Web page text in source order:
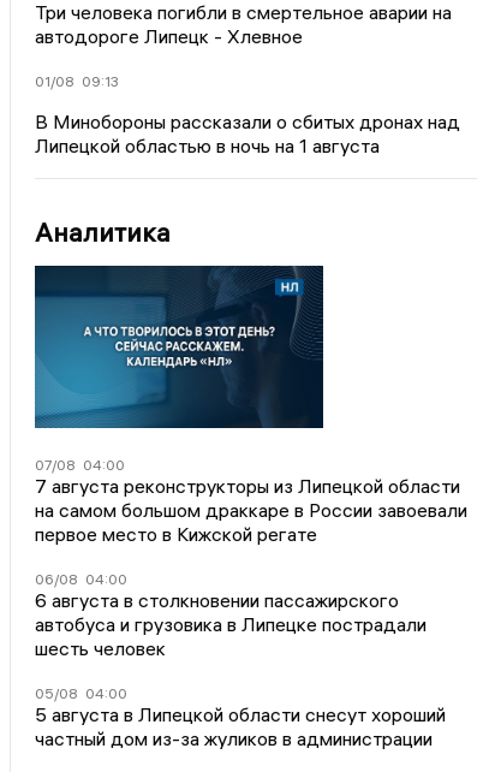
Три человека погибли в смертельное аварии на
автодороге Липецк - Хлевное
01/08 09:13
В Минобороны рассказали о сбитых дронах над
Липецкой областью в ночь на 1 августа
Аналитика
07/08 04:00
7 августа реконструкторы из Липецкой области
на самом большом драккаре в России завоевали
первое место в Кижской регате
06/08 04:00
6 августа в столкновении пассажирского
автобуса и грузовика в Липецке пострадали
шесть человек
05/08 04:00
5 августа в Липецкой области снесут хороший
частный дом из-за жуликов в администрации